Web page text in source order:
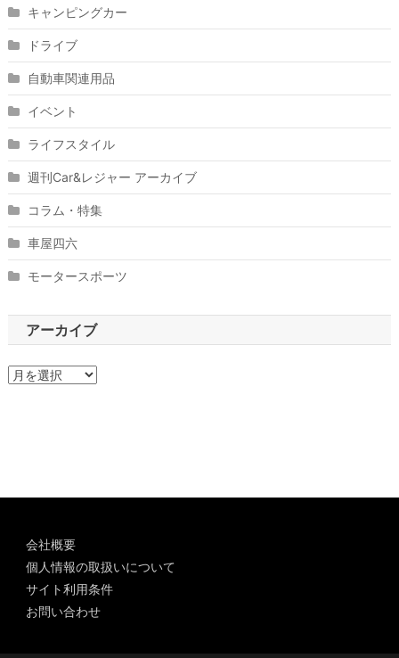
キャンピングカー
ドライブ
自動車関連用品
イベント
ライフスタイル
週刊Car&レジャー アーカイブ
コラム・特集
車屋四六
モータースポーツ
アーカイブ
ア
会社概要
個人情報の取扱いについて
サイト利用条件
お問い合わせ